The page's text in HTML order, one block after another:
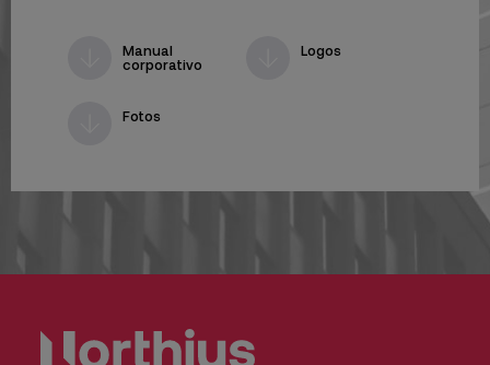
Manual
corporativo
Logos
Fotos